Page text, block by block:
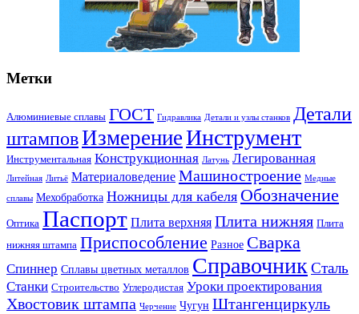
Метки
Алюминиевые сплавы ГОСТ Гидравлика Детали и узлы станков Детали
штамповИзмерениеИнструмент
Инструментальная Конструкционная Латунь Легированная
Литейная Литьё Материаловедение Машиностроение Медные
сплавы Мехобработка Ножницы для кабеля Обозначение
Оптика Паспорт Плита верхняя Плита нижняя Плита
нижняя штампа Приспособление Разное Сварка
Спиннер Сплавы цветных металлов Справочник Сталь
Станки Строительство Углеродистая Уроки проектирования
Хвостовик штампа Черчение Чугун Штангенциркуль